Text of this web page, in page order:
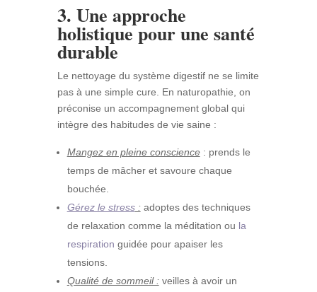
3. Une approche
holistique pour une santé
durable
Le nettoyage du système digestif ne se limite
pas à une simple cure. En naturopathie, on
préconise un accompagnement global qui
intègre des habitudes de vie saine :
Mangez en pleine conscience : prends le
temps de mâcher et savoure chaque
bouchée.
Gérez le stress:adoptes des techniques
de relaxation comme la méditation ou la
respiration guidée pour apaiser les
tensions.
Qualité de sommeil :veilles à avoir un